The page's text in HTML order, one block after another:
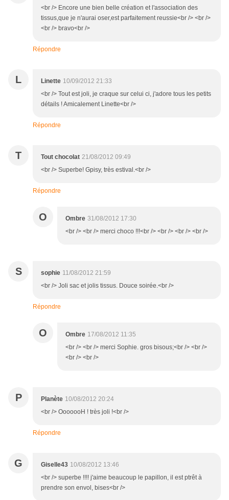
<br /> Encore une bien belle création et l'association des
tissus,que je n'aurai oser,est parfaitement reussie<br /> <br />
<br /> bravo<br />
Répondre
L Linette 10/09/2012 21:33
<br /> Tout est joli, je craque sur celui ci, j'adore tous les petits
détails ! Amicalement Linette<br />
Répondre
T Tout chocolat 21/08/2012 09:49
<br /> Superbe! Gpisy, très estival.<br />
Répondre
O Ombre 31/08/2012 17:30
<br /> <br /> merci choco !!!<br /> <br /> <br /> <br />
S sophie 11/08/2012 21:59
<br /> Joli sac et jolis tissus. Douce soirée.<br />
Répondre
O Ombre 17/08/2012 11:35
<br /> <br /> merci Sophie. gros bisous;<br /> <br />
<br /> <br />
P Planète 10/08/2012 20:24
<br /> OoooooH ! très joli !<br />
Répondre
G Giselle43 10/08/2012 13:46
<br /> superbe !!!! j'aime beaucoup le papillon, il est ptrêt à
prendre son envol, bises<br />